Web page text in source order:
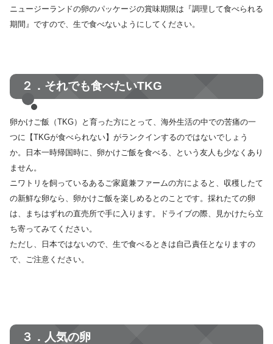
ニュージーランドの卵のパッケージの賞味期限は『調理して食べられる
期間』ですので、生で食べないようにしてください。
２．それでも食べたいTKG
卵かけご飯（TKG）と育った方にとって、海外生活の中での苦痛の一
つに【TKGが食べられない】がランクインするのではないでしょう
か。日本一時帰国時に、卵かけご飯を食べる、という友人も少なくあり
ません。
ニワトリを飼っているあるご家庭兼ファームの方によると、収穫したて
の新鮮な卵なら、卵かけご飯を楽しめるとのことです。採れたての卵
は、まちはずれの直売所で手に入ります。ドライブの際、見かけたら立
ち寄ってみてください。
ただし、日本ではないので、生で食べるときは自己責任となりますの
で、ご注意ください。
３．人気の卵